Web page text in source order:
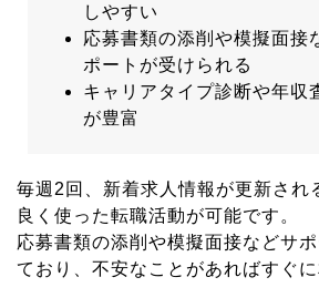
しやすい
応募書類の添削や模擬面接
ポートが受けられる
キャリアタイプ診断や年収
が豊富
毎週2回、新着求人情報が更新され
良く使った転職活動が可能です。
応募書類の添削や模擬面接などサ
ており、不安なことがあればすぐに